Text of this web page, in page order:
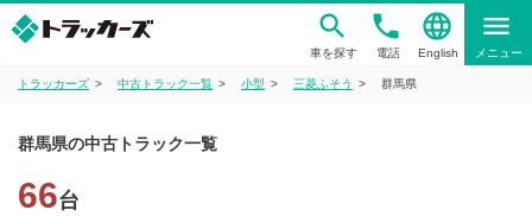
車を探す
phone
電話
language
English
menu
メニュー
トラッカーズ 中古トラック一覧 小型 三菱ふそう 群馬県
群馬県の中古トラック一覧
66台